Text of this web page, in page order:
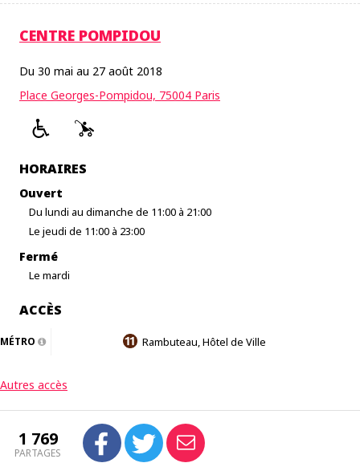
CENTRE POMPIDOU
Du 30 mai au 27 août 2018
Place Georges-Pompidou, 75004 Paris
HORAIRES
Ouvert
Du lundi au dimanche de 11:00 à 21:00
Le jeudi de 11:00 à 23:00
Fermé
Le mardi
ACCÈS
MÉTRO Rambuteau, Hôtel de Ville
Autres accès
1 769
PARTAGES